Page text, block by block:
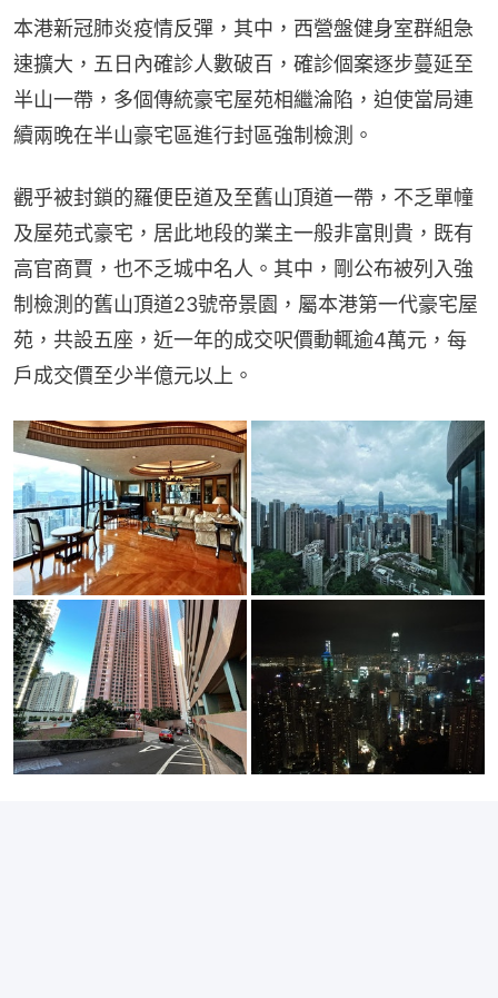
本港新冠肺炎疫情反彈，其中，西營盤健身室群組急
速擴大，五日內確診人數破百，確診個案逐步蔓延至
半山一帶，多個傳統豪宅屋苑相繼淪陷，迫使當局連
續兩晚在半山豪宅區進行封區強制檢測。
觀乎被封鎖的羅便臣道及至舊山頂道一帶，不乏單幢
及屋苑式豪宅，居此地段的業主一般非富則貴，既有
高官商賈，也不乏城中名人。其中，剛公布被列入強
制檢測的舊山頂道23號帝景園，屬本港第一代豪宅屋
苑，共設五座，近一年的成交呎價動輒逾4萬元，每
戶成交價至少半億元以上。